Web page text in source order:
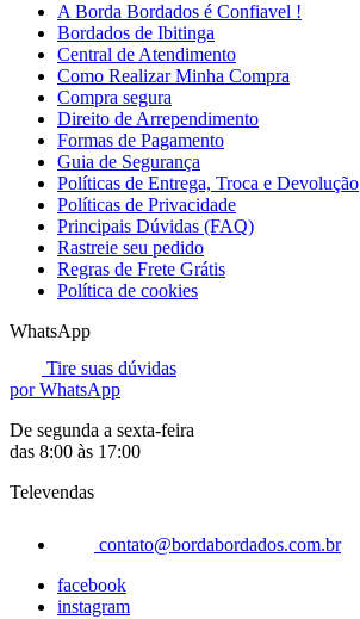
A Borda Bordados é Confiavel !
Bordados de Ibitinga
Central de Atendimento
Como Realizar Minha Compra
Compra segura
Direito de Arrependimento
Formas de Pagamento
Guia de Segurança
Políticas de Entrega, Troca e Devolução
Políticas de Privacidade
Principais Dúvidas (FAQ)
Rastreie seu pedido
Regras de Frete Grátis
Política de cookies
WhatsApp
Tire suas dúvidas
por WhatsApp
De segunda a sexta-feira
das 8:00 às 17:00
Televendas
contato@bordabordados.com.br
facebook
instagram